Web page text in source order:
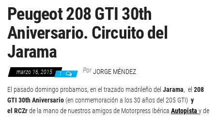
Peugeot 208 GTI 30th
Aniversario. Circuito del
Jarama
marzo 16, 2015 1 PorJORGE MÉNDEZ
El pasado domingo probamos, en el trazado madrileño del Jarama, el 208
GTI 30th Aniversario (en conmemoración a los 30 años del 205 GTI) y
el RCZrde la mano de nuestros amigos de Motorpress Ibérica Autopista y de